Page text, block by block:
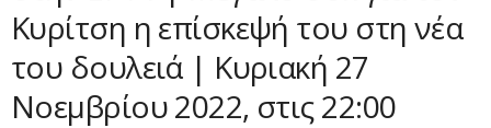
Κυρίτση η επίσκεψή του στη νέα
του δουλειά | Κυριακή 27
Νοεμβρίου 2022, στις 22:00